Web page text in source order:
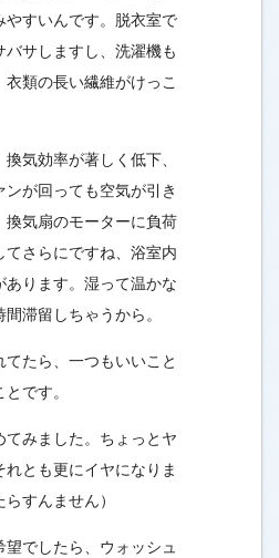
やすいんです。脱衣室で
バサしますし、洗濯機も
類の長い繊維がけっこ
気効率が著しく低下、
が回っても空気が引き
換気扇のモーターに負荷
てさらにですね、浴室内
あります。湿って温かな
滞留しちゃうから。
てたら、一つもいいこと
です。
てみました。ちょっとヤ
れとも更にイヤになりま
すんません）
望でしたら、ウォッシュ